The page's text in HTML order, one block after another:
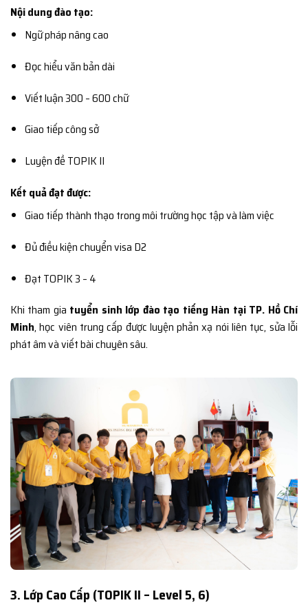
Nội dung đào tạo:
Ngữ pháp nâng cao
Đọc hiểu văn bản dài
Viết luận 300 – 600 chữ
Giao tiếp công sở
Luyện đề TOPIK II
Kết quả đạt được:
Giao tiếp thành thạo trong môi trường học tập và làm việc
Đủ điều kiện chuyển visa D2
Đạt TOPIK 3 – 4
Khi tham gia tuyển sinh lớp đào tạo tiếng Hàn tại TP. Hồ Chí
Minh, học viên trung cấp được luyện phản xạ nói liên tục, sửa lỗi
phát âm và viết bài chuyên sâu.
3. Lớp Cao Cấp (TOPIK II – Level 5, 6)